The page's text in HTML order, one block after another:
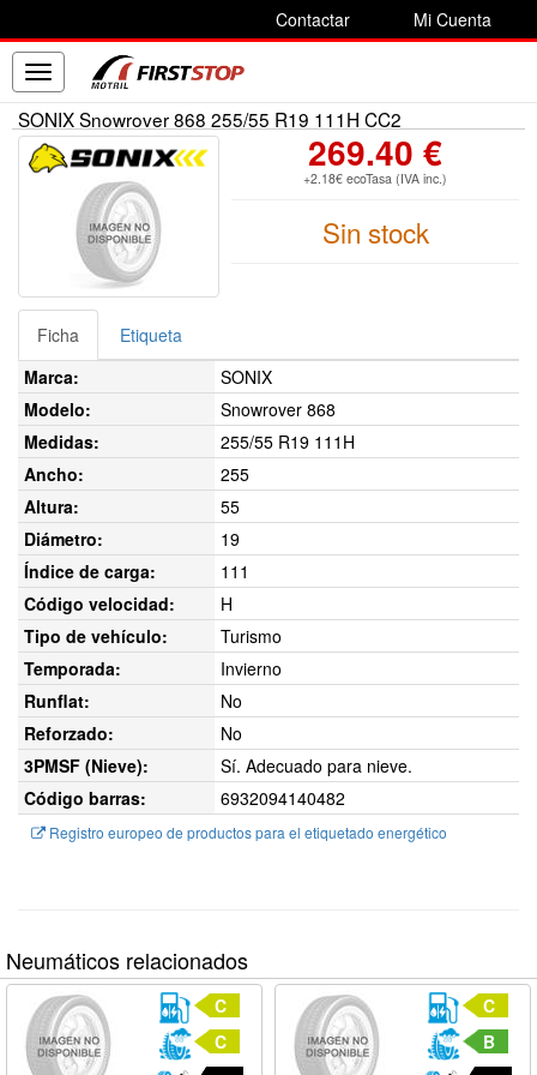
Contactar Mi Cuenta
Toggle
navigation
SONIX Snowrover 868 255/55 R19 111H CC2
269.40 €
+2.18€ ecoTasa (IVA inc.)
Sin stock
Ficha
Etiqueta
Marca:
SONIX
Modelo:
Snowrover 868
Medidas:
255/55 R19 111H
Ancho:
255
Altura:
55
Diámetro:
19
Índice de carga:
111
Código velocidad:
H
Tipo de vehículo:
Turismo
Temporada:
Invierno
Runflat:
No
Reforzado:
No
3PMSF (Nieve):
Sí. Adecuado para nieve.
Código barras:
6932094140482
Registro europeo de productos para el etiquetado energético
Neumáticos relacionados
C
C
C
B